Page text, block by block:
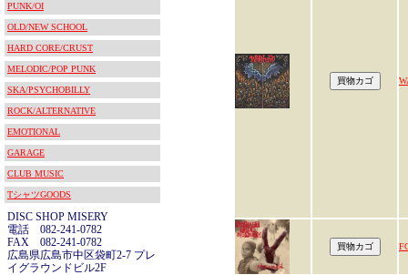
PUNK/OI
OLD/NEW SCHOOL
HARD CORE/CRUST
MELODIC/POP PUNK
SKA/PSYCHOBILLY
ROCK/ALTERNATIVE
EMOTIONAL
GARAGE
CLUB MUSIC
TシャツGOODS
DISC SHOP MISERY
電話 082-241-0782
FAX 082-241-0782
広島県広島市中区袋町2-7 プレ
イグラウンドビル2F